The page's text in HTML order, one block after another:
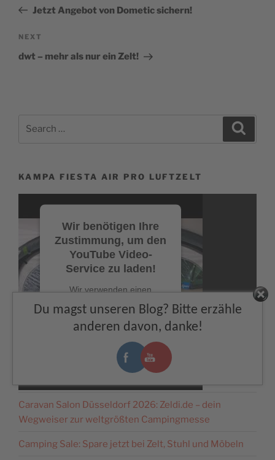
PostJetzt Angebot von Dometic sichern!
Next
Post
NEXT
dwt – mehr als nur ein Zelt!
KAMPA FIESTA AIR PRO LUFTZELT
Wir benötigen Ihre
Zustimmung, um den
YouTube Video-
Service zu laden!
Wir verwenden einen
Service eines Drittanbieters,
um Videoinhalte
einzubetten. Dieser Service
kann Daten zu Ihren
Aktivitäten sammeln. Bitte
lesen Sie die Details durch
Nutzung des Service zu, um
dieses Video anzusehen.
Mehr Informationen
Caravan Salon Düsseldorf 2026: Zeldi.de – dein
Wegweiser zur weltgrößten Campingmesse
Camping Sale: Spare jetzt bei Zelt, Stuhl und Möbeln
Du magst unseren Blog? Bitte erzähle
anderen davon, danke!
Facebook